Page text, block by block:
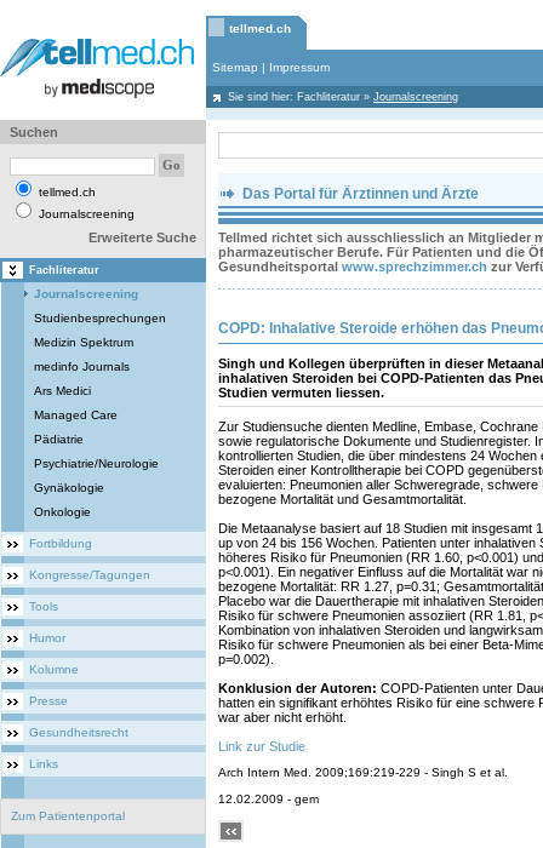
tellmed.ch
Sitemap | Impressum
Sie sind hier: Fachliteratur » Journalscreening
Suchen
tellmed.ch
Journalscreening
Erweiterte Suche
Fachliteratur
Journalscreening
Studienbesprechungen
Medizin Spektrum
medinfo Journals
Ars Medici
Managed Care
Pädiatrie
Psychiatrie/Neurologie
Gynäkologie
Onkologie
Fortbildung
Kongresse/Tagungen
Tools
Humor
Kolumne
Presse
Gesundheitsrecht
Links
Zum Patientenportal
Das Portal für Ärztinnen und Ärzte
Tellmed richtet sich ausschliesslich an Mitglieder
pharmazeutischer Berufe. Für Patienten und die
Gesundheitsportal www.sprechzimmer.ch zur
COPD: Inhalative Steroide erhöhen das
Singh und Kollegen überprüften in dieser
inhalativen Steroiden bei COPD-Patienten das
Studien vermuten liessen.
Zur Studiensuche dienten Medline, Embase,
sowie regulatorische Dokumente und Studienregister.
kontrollierten Studien, die über mindestens 24 Wochen
Steroiden einer Kontrolltherapie bei COPD
evaluierten: Pneumonien aller Schweregrade, schwere
bezogene Mortalität und Gesamtmortalität.
Die Metaanalyse basiert auf 18 Studien mit insgesamt
up von 24 bis 156 Wochen. Patienten unter inhalativen
höheres Risiko für Pneumonien (RR 1.60, p<0.001)
p<0.001). Ein negativer Einfluss auf die Mortalität war
bezogene Mortalität: RR 1.27, p=0.31;
Placebo war die Dauertherapie mit inhalativen
Risiko für schwere Pneumonien assoziiert (RR 1.81,
Kombination von inhalativen Steroiden und
Risiko für schwere Pneumonien als bei einer Beta-
p=0.002).
Konklusion der Autoren: COPD-Patienten unter
hatten ein signifikant erhöhtes Risiko für eine schwere
war aber nicht erhöht.
Link zur Studie
Arch Intern Med. 2009;169:219-229 - Singh S et al.
12.02.2009 - gem